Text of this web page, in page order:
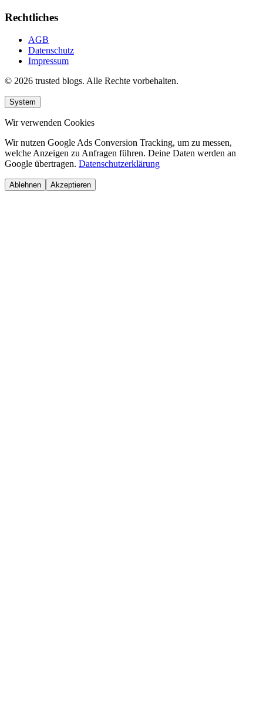
Rechtliches
AGB
Datenschutz
Impressum
© 2026 trusted blogs. Alle Rechte vorbehalten.
System
Wir verwenden Cookies
Wir nutzen Google Ads Conversion Tracking, um zu messen,
welche Anzeigen zu Anfragen führen. Deine Daten werden an
Google übertragen. Datenschutzerklärung
Ablehnen Akzeptieren